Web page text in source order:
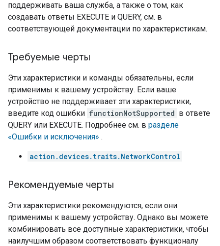
поддерживать ваша служба, а также о том, как
создавать ответы EXECUTE и QUERY, см. в
соответствующей документации по характеристикам.
Требуемые черты
Эти характеристики и команды обязательны, если
применимы к вашему устройству. Если ваше
устройство не поддерживает эти характеристики,
введите код ошибки functionNotSupported в ответе
QUERY или EXECUTE. Подробнее см. в разделе
«Ошибки и исключения» .
action.devices.traits.NetworkControl
Рекомендуемые черты
Эти характеристики рекомендуются, если они
применимы к вашему устройству. Однако вы можете
комбинировать все доступные характеристики, чтобы
наилучшим образом соответствовать функционалу